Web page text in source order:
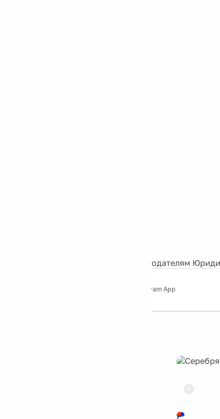
Рекламодателям
Telegram App